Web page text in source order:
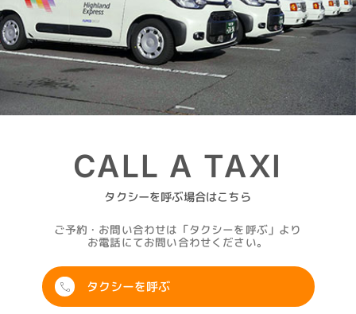
タクシーを呼ぶ場合はこちら
ご予約・お問い合わせは「タクシーを呼ぶ」より
お電話にてお問い合わせください。
CALL A TAXI
タクシーを呼ぶ